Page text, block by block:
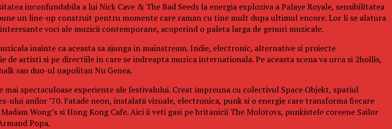
inconfundabila a lui Nick Cave & The Bad Seeds la energia exploziva a Palaye Royale, sensibilitatea
un line-up construit pentru momente care raman cu tine mult dupa ultimul encore. Lor li se alatura
voci ale muzicii contemporane, acoperind o paleta larga de genuri muzicale.
inainte ca aceasta sa ajunga in mainstream. Indie, electronic, alternative si proiecte
artisti si pe directiile in care se indreapta muzica internationala. Pe aceasta scena va urca si 2hollis,
sau duo-ul napolitan Nu Genea.
spectaculoase experiente ale festivalului. Creat impreuna cu colectivul Space Objekt, spatiul
anilor ’70. Fatade neon, instalatii vizuale, electronica, punk si o energie care transforma fiecare
Wong’s si Hong Kong Cafe. Aici ii veti gasi pe britanicii The Molotovs, punkistele coreene Sailor
Popa.